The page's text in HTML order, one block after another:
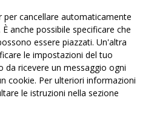
per cancellare automaticamente
anche possibile specificare che
essere piazzati. Un'altra
le impostazioni del tuo
ricevere un messaggio ogni
cookie. Per ulteriori informazioni
le istruzioni nella sezione